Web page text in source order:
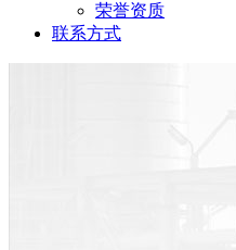
荣誉资质
联系方式